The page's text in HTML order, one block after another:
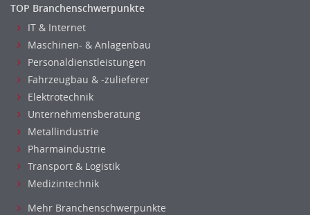
TOP Branchenschwerpunkte
IT & Internet
Maschinen- & Anlagenbau
Personaldienstleistungen
Fahrzeugbau & -zulieferer
Elektrotechnik
Unternehmensberatung
Metallindustrie
Pharmaindustrie
Transport & Logistik
Medizintechnik
Mehr Branchenschwerpunkte